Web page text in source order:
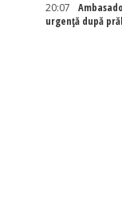
20:07
urgență după